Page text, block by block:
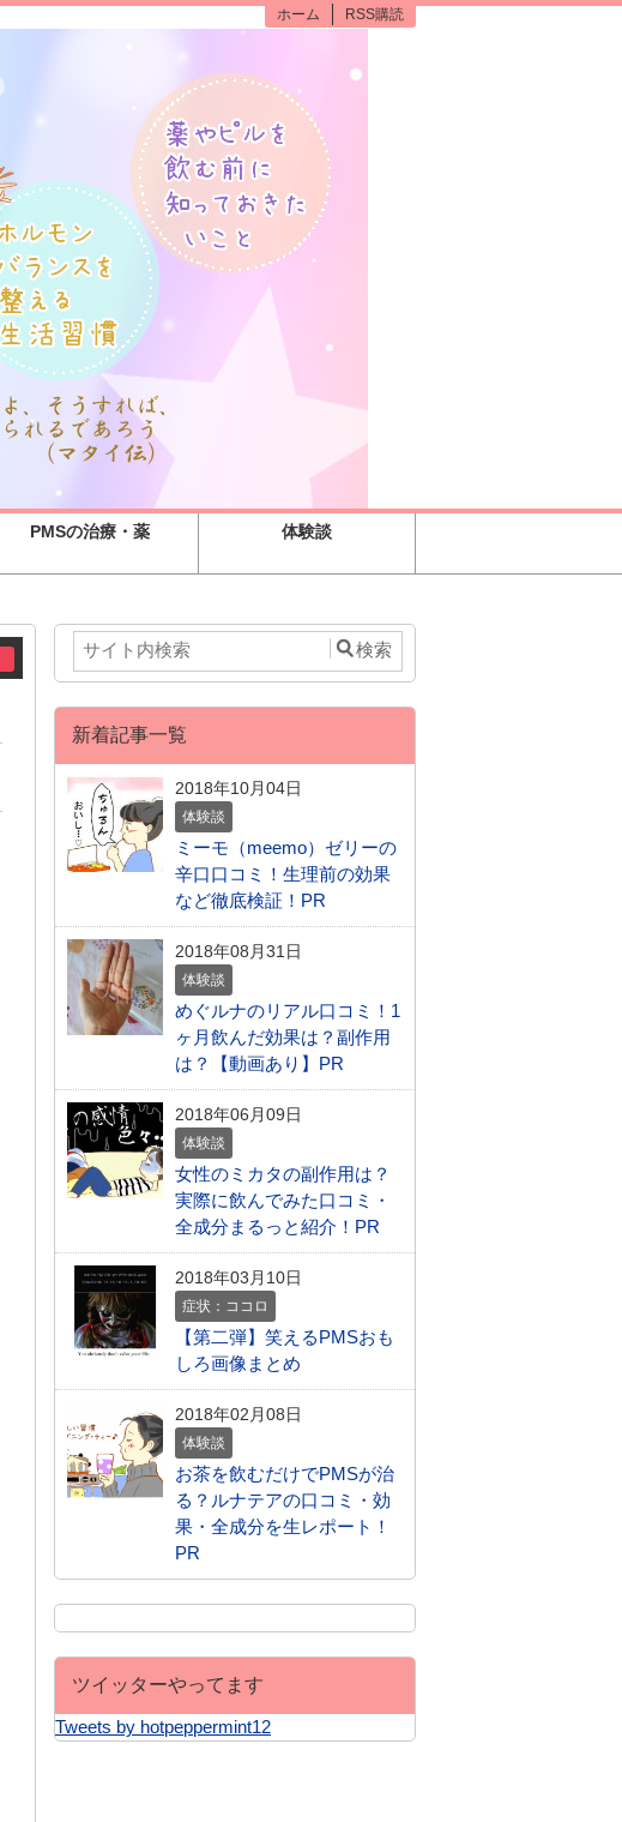
RSS購読
ホーム
PMSの治療・薬 体験談
新着記事一覧
2018年10月04日
体験談
ミーモ（meemo）ゼリーの
辛口口コミ！生理前の効果
など徹底検証！PR
2018年08月31日
体験談
めぐルナのリアル口コミ！1
ヶ月飲んだ効果は？副作用
は？【動画あり】PR
2018年06月09日
体験談
女性のミカタの副作用は？
実際に飲んでみた口コミ・
全成分まるっと紹介！PR
2018年03月10日
症状：ココロ
【第二弾】笑えるPMSおも
しろ画像まとめ
2018年02月08日
体験談
お茶を飲むだけでPMSが治
る？ルナテアの口コミ・効
果・全成分を生レポート！
PR
ツイッターやってます
Tweets by hotpeppermint12